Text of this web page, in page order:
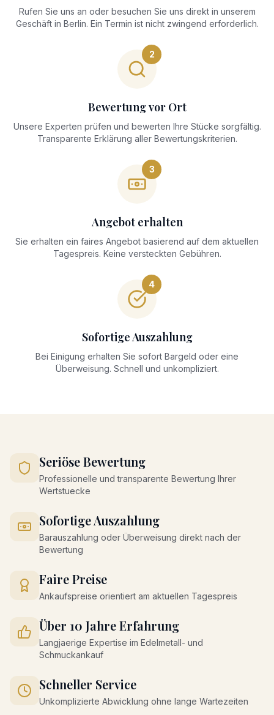
Rufen Sie uns an oder besuchen Sie uns direkt in unserem
Geschäft in Berlin. Ein Termin ist nicht zwingend erforderlich.
2
Bewertung vor Ort
Unsere Experten prüfen und bewerten Ihre Stücke sorgfältig.
Transparente Erklärung aller Bewertungskriterien.
3
Angebot erhalten
Sie erhalten ein faires Angebot basierend auf dem aktuellen
Tagespreis. Keine versteckten Gebühren.
4
Sofortige Auszahlung
Bei Einigung erhalten Sie sofort Bargeld oder eine
Überweisung. Schnell und unkompliziert.
Seriöse Bewertung
Professionelle und transparente Bewertung Ihrer
Wertstuecke
Sofortige Auszahlung
Barauszahlung oder Überweisung direkt nach der
Bewertung
Faire Preise
Ankaufspreise orientiert am aktuellen Tagespreis
Über 10 Jahre Erfahrung
Langjaerige Expertise im Edelmetall- und
Schmuckankauf
Schneller Service
Unkomplizierte Abwicklung ohne lange Wartezeiten